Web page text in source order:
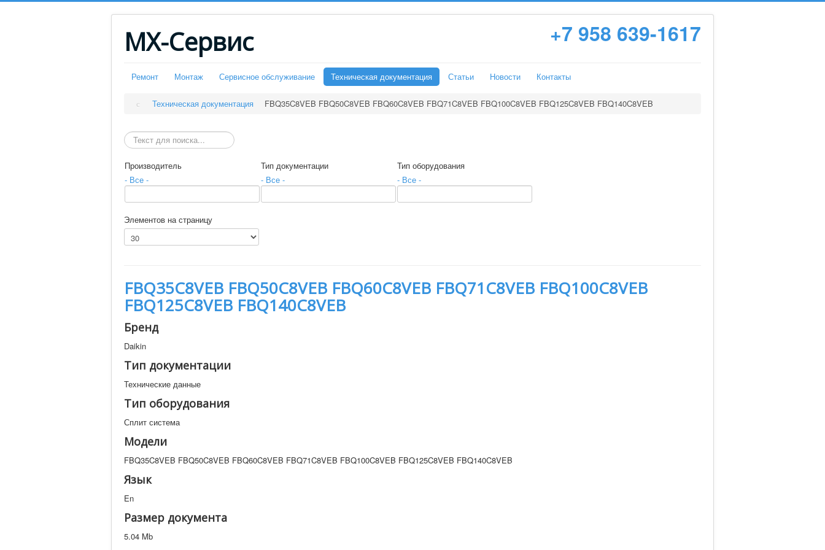
МХ-Сервис +7 958 639-1617
Ремонт Монтаж Сервисное обслуживание Техническая документация Статьи Новости Контакты
Техническая документация
FBQ35C8VEB FBQ50C8VEB FBQ60C8VEB FBQ71C8VEB FBQ100C8VEB FBQ125C8VEB FBQ140C8VEB
Производитель
- Все -
Тип документации
- Все -
Тип оборудования
- Все -
Элементов на страницу
FBQ35C8VEB FBQ50C8VEB FBQ60C8VEB FBQ71C8VEB FBQ100C8VEB
FBQ125C8VEB FBQ140C8VEB
Бренд
Daikin
Тип документации
Технические данные
Тип оборудования
Сплит система
Модели
FBQ35C8VEB FBQ50C8VEB FBQ60C8VEB FBQ71C8VEB FBQ100C8VEB FBQ125C8VEB FBQ140C8VEB
Язык
En
Размер документа
5.04 Mb